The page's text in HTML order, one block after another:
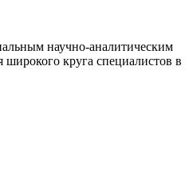
научно-аналитическим
широкого круга специалистов в